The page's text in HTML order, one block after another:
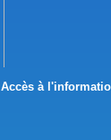
Accès à